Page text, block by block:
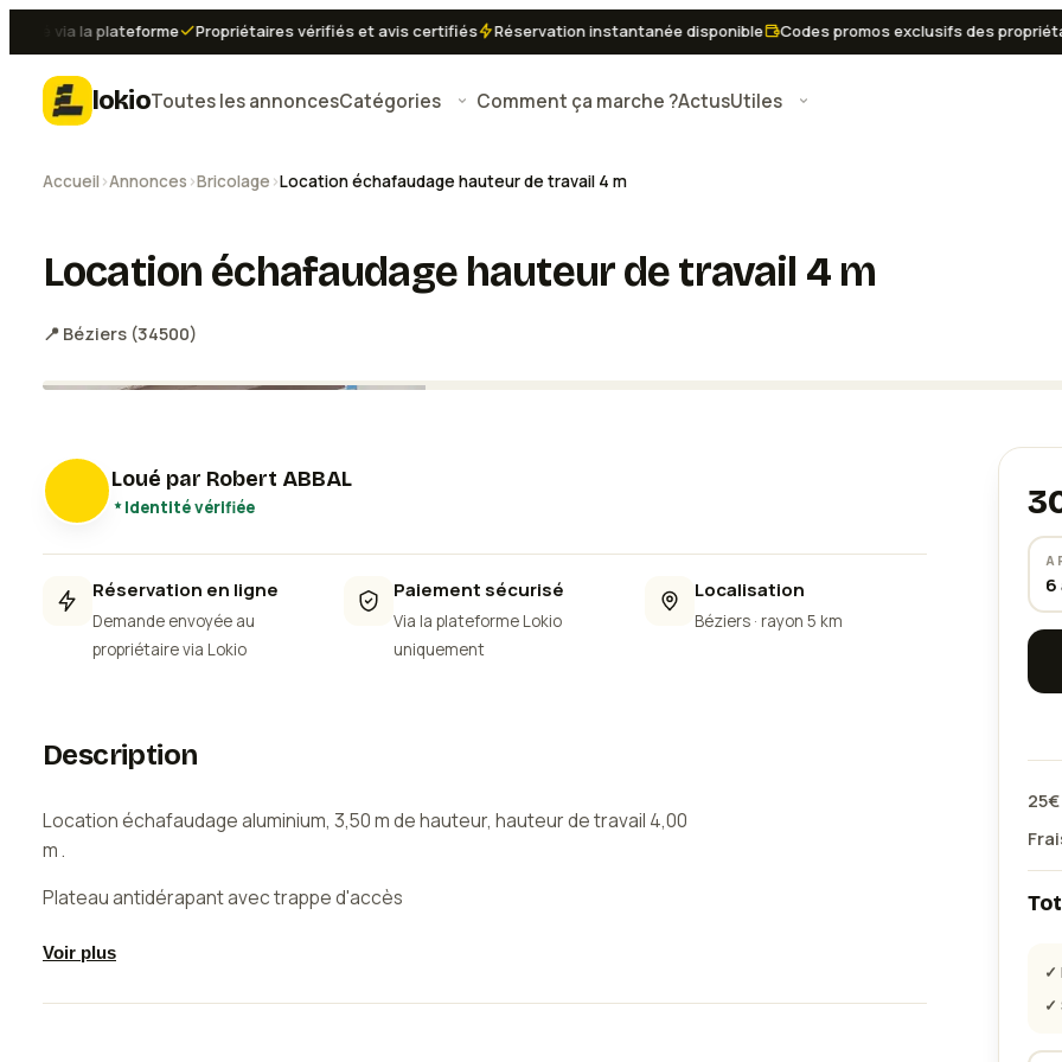
via la plateforme Propriétaires vérifiés et avis certifiés Réservation instantanée disponible Codes promos exclusifs des
lokioToutes les annoncesCatégories Comment ça marche ?ActusUtiles
Accueil ›Annonces ›Bricolage ›Location échafaudage hauteur de travail 4 m
Location échafaudage hauteur de travail 4 m
📍 Béziers (34500)
Loué par Robert ABBAL
Identité vérifiée
Réservation en ligne
Demande envoyée au
propriétaire via Lokio
Paiement sécurisé
Via la plateforme Lokio
uniquement
Localisation
Béziers· rayon 5 km
Description
Location échafaudage aluminium, 3,50 m de hauteur, hauteur de travail 4,00
m .
Plateau antidérapant avec trappe d'accès
Facile à monter. Utilisation intérieur/extérieur. Plancher sécurisé. Charge
Voir plus
6
25€
✓
✓